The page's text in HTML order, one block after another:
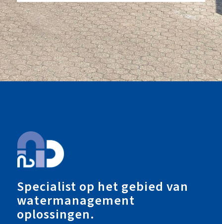
Specialist op het gebied van
watermanagement
oplossingen.